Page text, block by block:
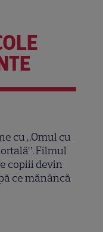
cu „Omul cu
Filmul
copiii devin
ce mănâncă